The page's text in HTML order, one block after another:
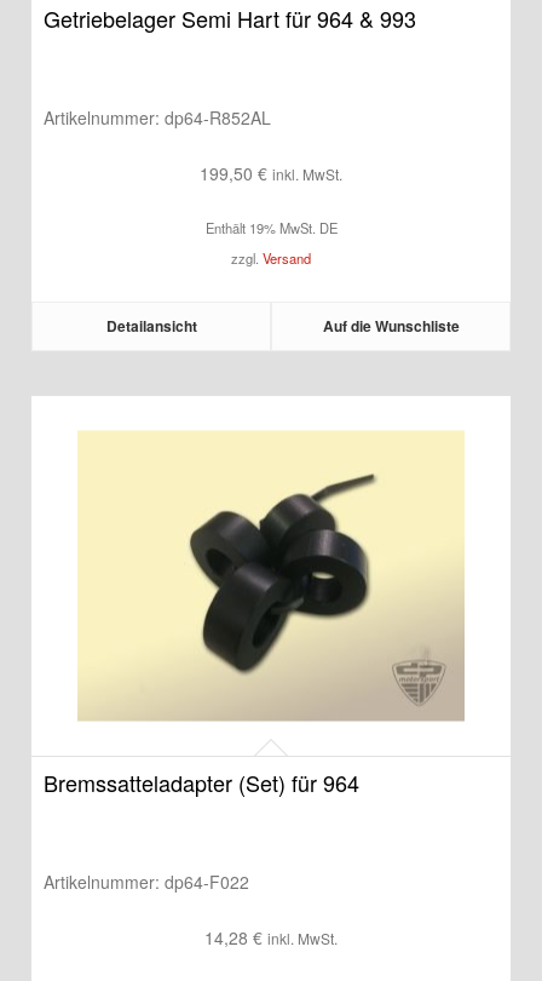
Getriebelager Semi Hart für 964 & 993
Artikelnummer: dp64-R852AL
199,50 € inkl. MwSt.
Enthält 19% MwSt. DE
zzgl. Versand
Detailansicht Auf die Wunschliste
Bremssatteladapter (Set) für 964
Artikelnummer: dp64-F022
14,28 € inkl. MwSt.